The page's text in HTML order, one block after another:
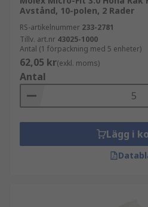
Avstånd, 10-polen, 2 Rader
RS-artikelnummer 233-2781
Tillv. art.nr 43025-1000
Antal (1 förpackning med 5 enheter)
62,05 kr(exkl. moms)
Antal
Lägg i